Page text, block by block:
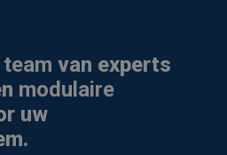
van experts
modulaire
uw